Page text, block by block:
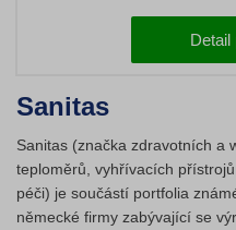
Detail
Sanitas
Sanitas (značka zdravotních a
teploměrů, vyhřívacích
péči) je součástí portfolia
německé firmy zabývající se